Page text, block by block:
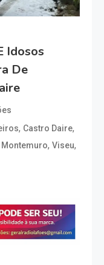
Idosos
De
, Castro Daire,
, Viseu,